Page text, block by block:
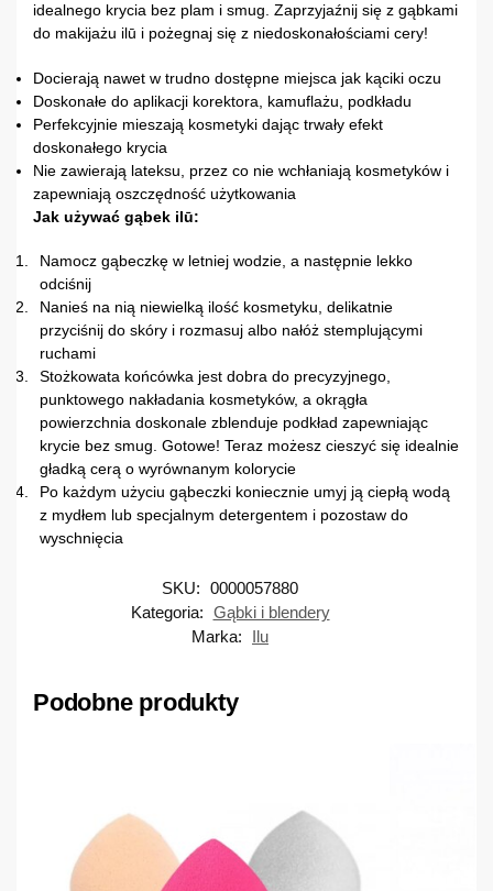
idealnego krycia bez plam i smug. Zaprzyjaźnij się z gąbkami
do makijażu ilū i pożegnaj się z niedoskonałościami cery!
Docierają nawet w trudno dostępne miejsca jak kąciki oczu
Doskonałe do aplikacji korektora, kamuflażu, podkładu
Perfekcyjnie mieszają kosmetyki dając trwały efekt
doskonałego krycia
Nie zawierają lateksu, przez co nie wchłaniają kosmetyków i
zapewniają oszczędność użytkowania
Jak używać gąbek ilū:
Namocz gąbeczkę w letniej wodzie, a następnie lekko
odciśnij
Nanieś na nią niewielką ilość kosmetyku, delikatnie
przyciśnij do skóry i rozmasuj albo nałóż stemplującymi
ruchami
Stożkowata końcówka jest dobra do precyzyjnego,
punktowego nakładania kosmetyków, a okrągła
powierzchnia doskonale zblenduje podkład zapewniając
krycie bez smug. Gotowe! Teraz możesz cieszyć się idealnie
gładką cerą o wyrównanym kolorycie
Po każdym użyciu gąbeczki koniecznie umyj ją ciepłą wodą
z mydłem lub specjalnym detergentem i pozostaw do
wyschnięcia
SKU: 0000057880
Kategoria: Gąbki i blendery
Marka:
Ilu
Podobne produkty